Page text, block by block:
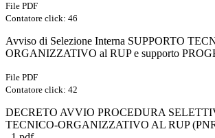
File PDF
Contatore click: 46
Avviso di Selezione Interna SUPPORTO
ORGANIZZATIVO al RUP e supporto
File PDF
Contatore click: 42
DECRETO AVVIO PROCEDURA
TECNICO-ORGANIZZATIVO AL RUP